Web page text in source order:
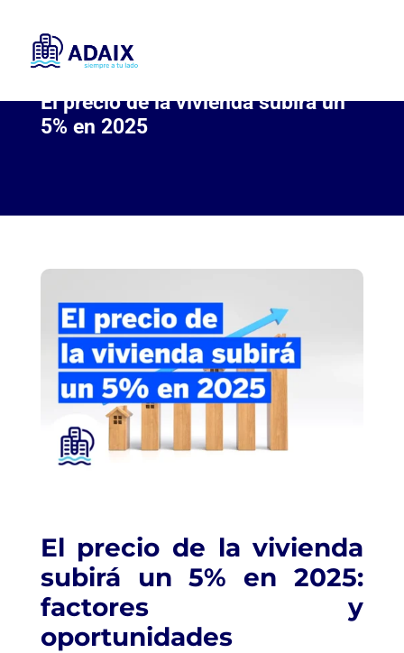
El precio de la vivienda subirá un
5% en 2025
El precio de la vivienda
subirá un 5% en 2025:
factores y
oportunidades